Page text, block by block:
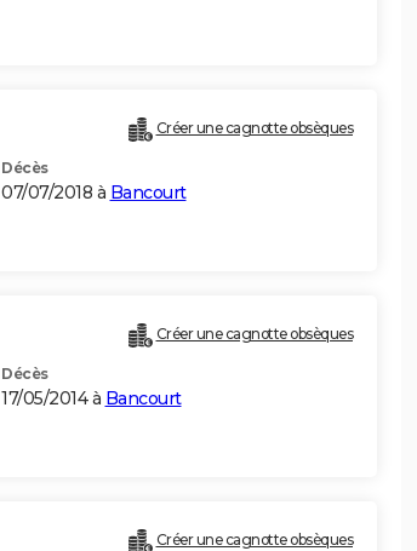
Créer une cagnotte obsèques
Décès
07/07/2018 à Bancourt
Créer une cagnotte obsèques
Décès
17/05/2014 à Bancourt
Créer une cagnotte obsèques